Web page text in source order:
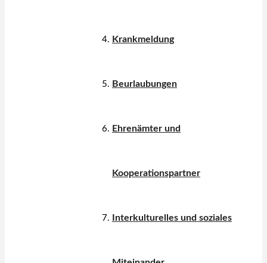
Krankmeldung
Beurlaubungen
Ehrenämter und
Kooperationspartner
Interkulturelles und soziales